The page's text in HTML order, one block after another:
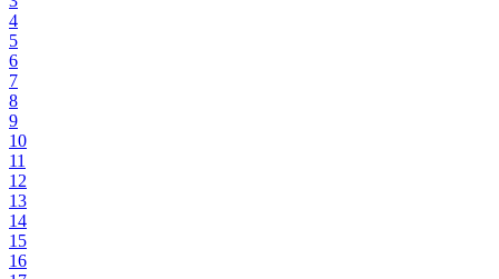
4
5
6
7
8
9
10
11
12
13
14
15
16